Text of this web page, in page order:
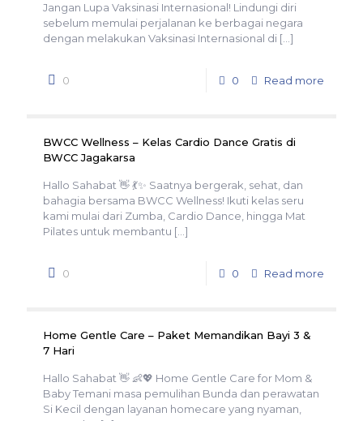
Jangan Lupa Vaksinasi Internasional! Lindungi diri
sebelum memulai perjalanan ke berbagai negara
dengan melakukan Vaksinasi Internasional di […]
0 0 Read more
BWCC Wellness – Kelas Cardio Dance Gratis di
BWCC Jagakarsa
Hallo Sahabat 👋 💃✨ Saatnya bergerak, sehat, dan
bahagia bersama BWCC Wellness! Ikuti kelas seru
kami mulai dari Zumba, Cardio Dance, hingga Mat
Pilates untuk membantu […]
0 0 Read more
Home Gentle Care – Paket Memandikan Bayi 3 &
7 Hari
Hallo Sahabat 👋 👶💖 Home Gentle Care for Mom &
Baby Temani masa pemulihan Bunda dan perawatan
Si Kecil dengan layanan homecare yang nyaman,